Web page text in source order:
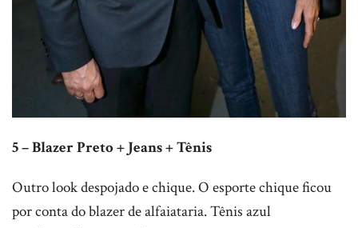
5 – Blazer Preto + Jeans + Tênis
Outro look despojado e chique. O esporte chique ficou
por conta do blazer de alfaiataria. Tênis azul